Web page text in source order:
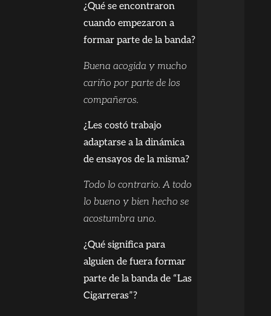
¿Qué se encontraron
cuando empezaron a
formar parte de la banda?
Buena acogida y mucho
cariño por parte de los
compañeros.
¿Les costó trabajo
adaptarse a la dinámica
de ensayos de la misma?
Todo lo contrario. A todo
lo bueno y bien hecho se
acostumbra uno.
¿Qué significa para
alguien de fuera formar
parte de la banda de “Las
Cigarreras”?